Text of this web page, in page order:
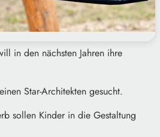
in den nächsten Jahren ihre
Star-Architekten gesucht.
sollen Kinder in die Gestaltung